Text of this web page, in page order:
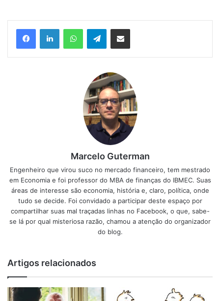
Telegram
Marcelo Guterman
Engenheiro que virou suco no mercado financeiro, tem mestrado
em Economia e foi professor do MBA de finanças do IBMEC. Suas
áreas de interesse são economia, história e, claro, política, onde
tudo se decide. Foi convidado a participar deste espaço por
compartilhar suas mal traçadas linhas no Facebook, o que, sabe-
se lá por qual misteriosa razão, chamou a atenção do organizador
do blog.
Artigos relacionados